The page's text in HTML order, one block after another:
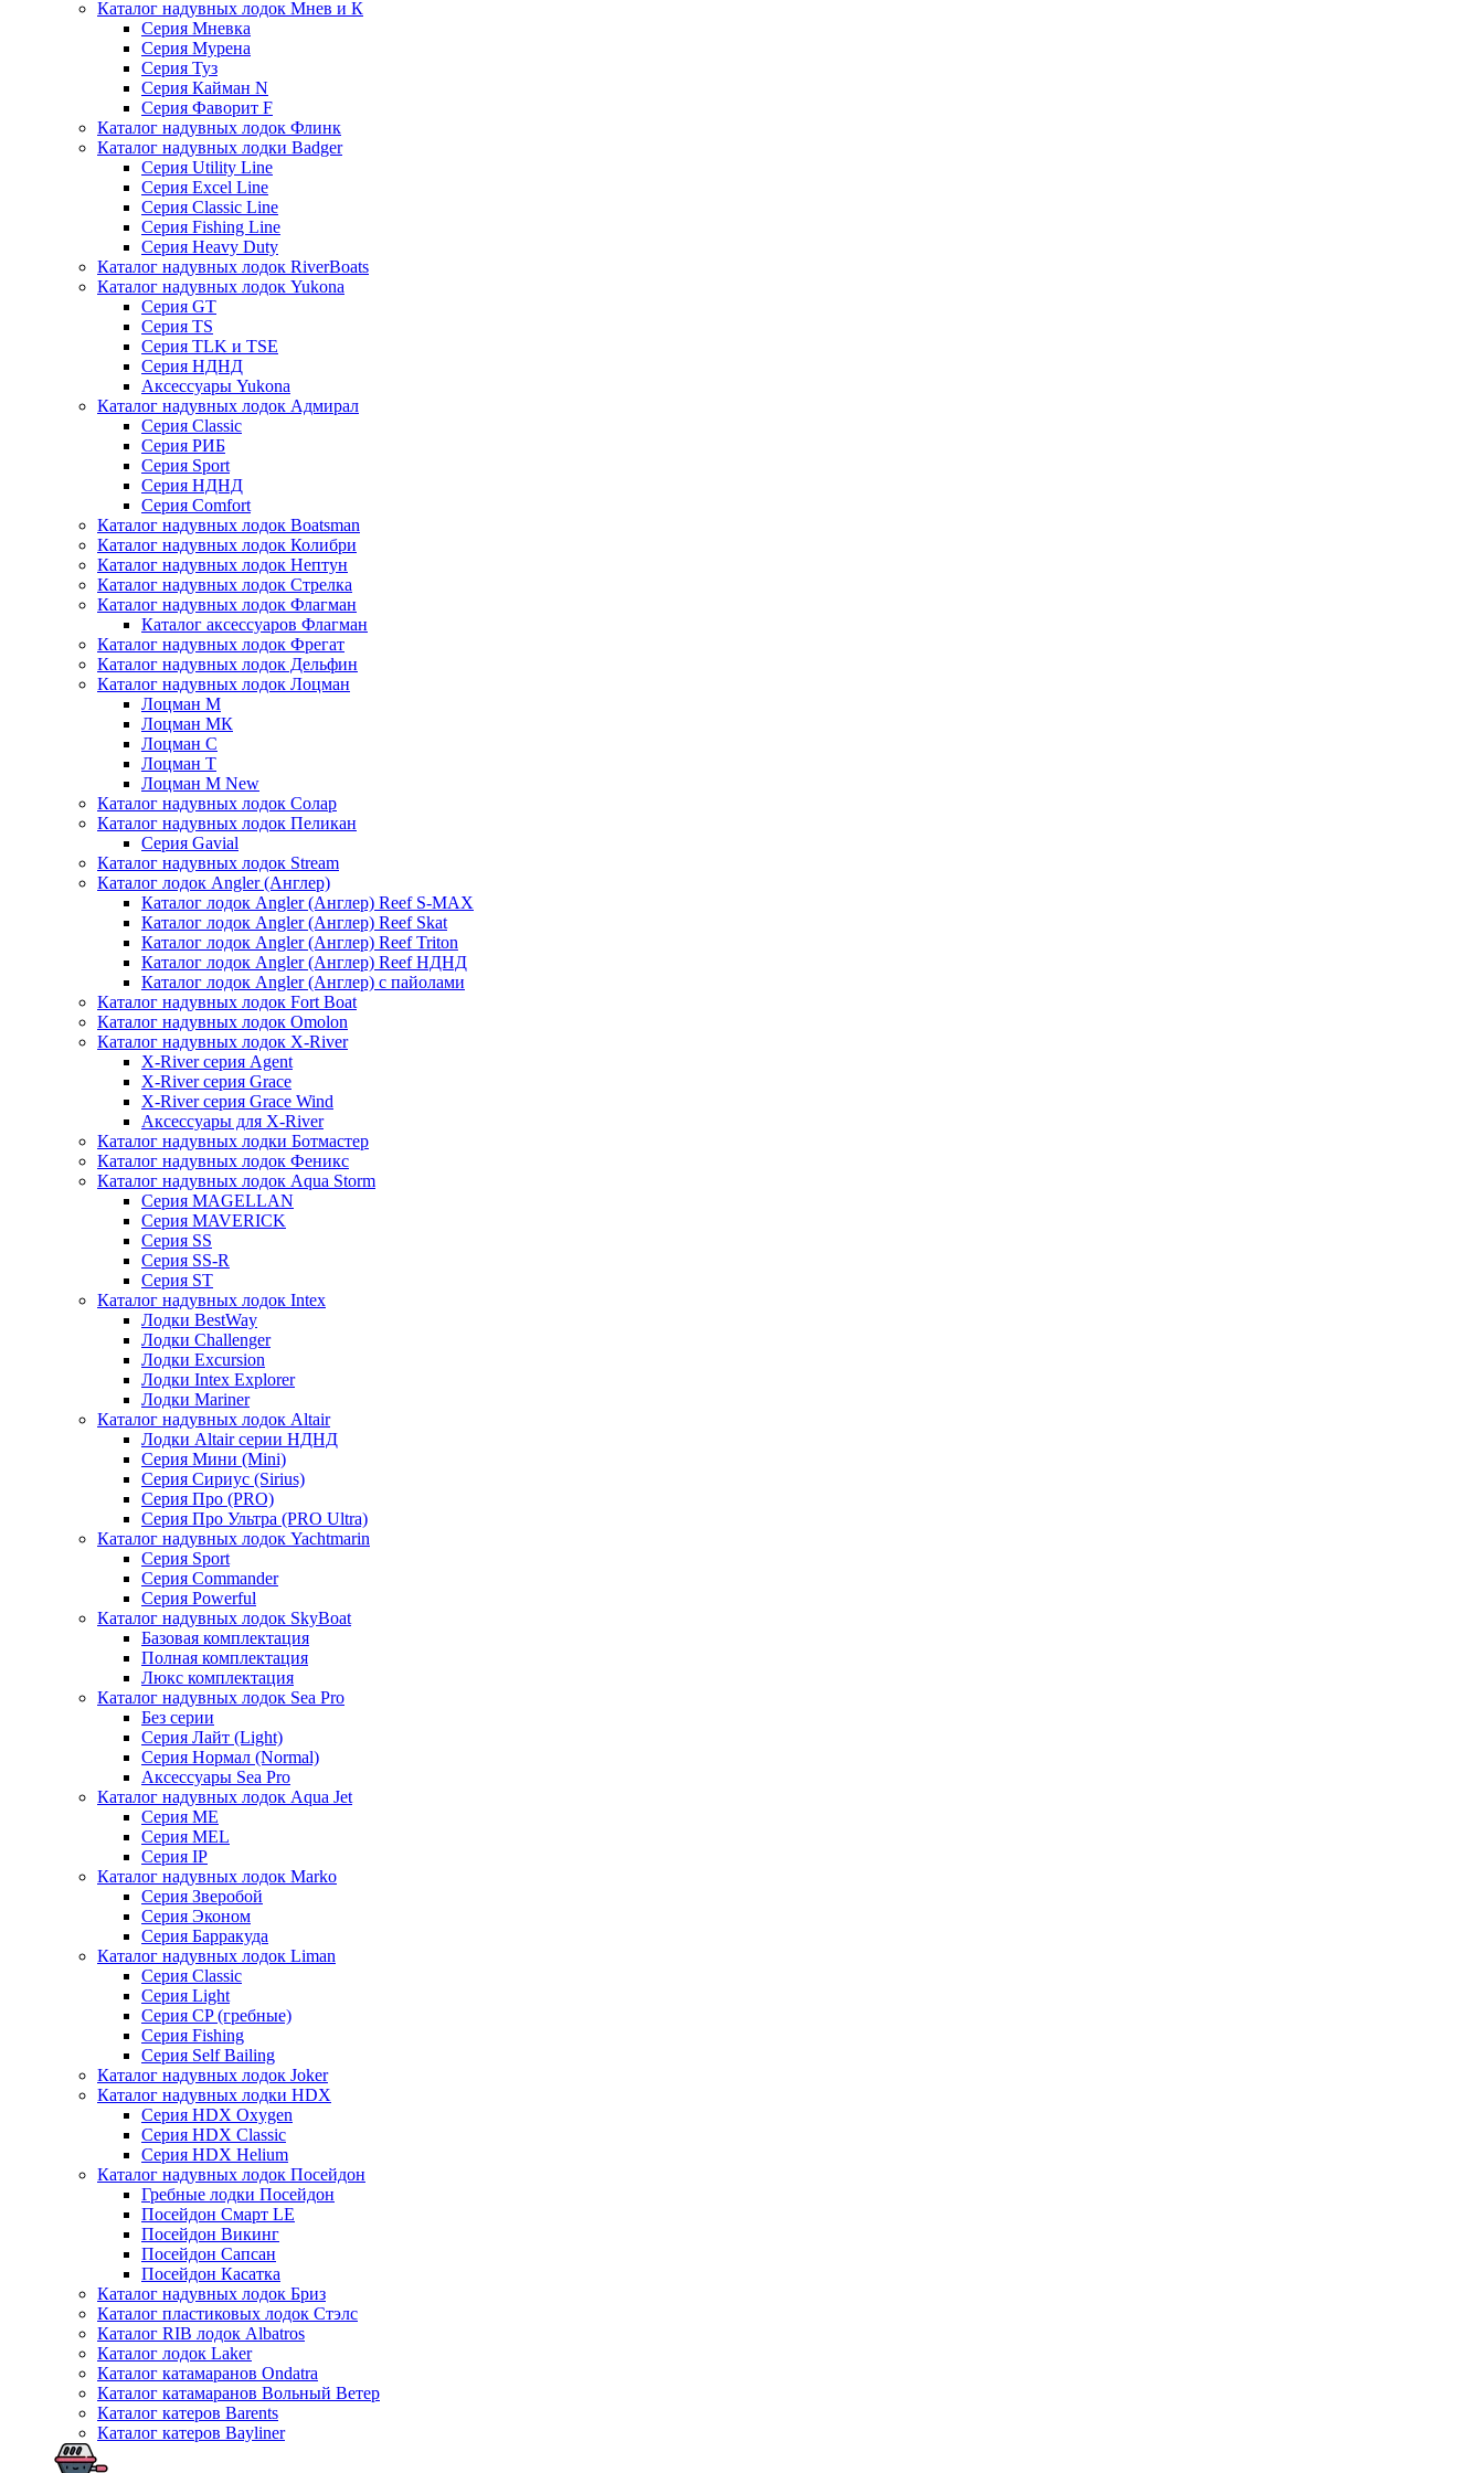
Каталог надувных лодок Мнев и К
Серия Мневка
Серия Мурена
Серия Туз
Серия Кайман N
Серия Фаворит F
Каталог надувных лодок Флинк
Каталог надувных лодки Badger
Серия Utility Line
Серия Excel Line
Серия Classic Line
Серия Fishing Line
Серия Heavy Duty
Каталог надувных лодок RiverBoats
Каталог надувных лодок Yukona
Серия GT
Серия TS
Серия TLK и TSE
Серия НДНД
Аксессуары Yukona
Каталог надувных лодок Адмирал
Серия Classic
Серия РИБ
Серия Sport
Серия НДНД
Серия Comfort
Каталог надувных лодок Boatsman
Каталог надувных лодок Колибри
Каталог надувных лодок Нептун
Каталог надувных лодок Стрелка
Каталог надувных лодок Флагман
Каталог аксессуаров Флагман
Каталог надувных лодок Фрегат
Каталог надувных лодок Дельфин
Каталог надувных лодок Лоцман
Лоцман М
Лоцман МК
Лоцман С
Лоцман Т
Лоцман М New
Каталог надувных лодок Солар
Каталог надувных лодок Пеликан
Серия Gavial
Каталог надувных лодок Stream
Каталог лодок Angler (Англер)
Каталог лодок Angler (Англер) Reef S-MAX
Каталог лодок Angler (Англер) Reef Skat
Каталог лодок Angler (Англер) Reef Triton
Каталог лодок Angler (Англер) Reef НДНД
Каталог лодок Angler (Англер) с пайолами
Каталог надувных лодок Fort Boat
Каталог надувных лодок Omolon
Каталог надувных лодок X-River
X-River серия Agent
X-River серия Grace
X-River серия Grace Wind
Аксессуары для X-River
Каталог надувных лодки Ботмастер
Каталог надувных лодок Феникc
Каталог надувных лодок Aqua Storm
Серия MAGELLAN
Серия MAVERICK
Серия SS
Серия SS-R
Серия ST
Каталог надувных лодок Intex
Лодки BestWay
Лодки Challenger
Лодки Excursion
Лодки Intex Explorer
Лодки Mariner
Каталог надувных лодок Altair
Лодки Altair серии НДНД
Серия Мини (Mini)
Серия Сириус (Sirius)
Серия Про (PRO)
Серия Про Ультра (PRO Ultra)
Каталог надувных лодок Yachtmarin
Серия Sport
Серия Commander
Серия Powerful
Каталог надувных лодок SkyBoat
Базовая комплектация
Полная комплектация
Люкс комплектация
Каталог надувных лодок Sea Pro
Без серии
Серия Лайт (Light)
Серия Нормал (Normal)
Аксессуары Sea Pro
Каталог надувных лодок Aqua Jet
Серия ME
Серия MEL
Серия IP
Каталог надувных лодок Marko
Серия Зверобой
Серия Эконом
Серия Барракуда
Каталог надувных лодок Liman
Серия Classic
Серия Light
Серия CP (гребные)
Серия Fishing
Серия Self Bailing
Каталог надувных лодок Joker
Каталог надувных лодки HDX
Серия HDX Oxygen
Серия HDX Classic
Серия HDX Helium
Каталог надувных лодок Посейдон
Гребные лодки Посейдон
Посейдон Смарт LE
Посейдон Викинг
Посейдон Сапсан
Посейдон Касатка
Каталог надувных лодок Бриз
Каталог пластиковых лодок Стэлс
Каталог RIB лодок Albatros
Каталог лодок Laker
Каталог катамаранов Ondatra
Каталог катамаранов Вольный Ветер
Каталог катеров Barents
Каталог катеров Bayliner